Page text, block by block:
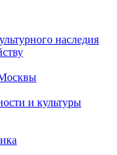
наследия
и культуры